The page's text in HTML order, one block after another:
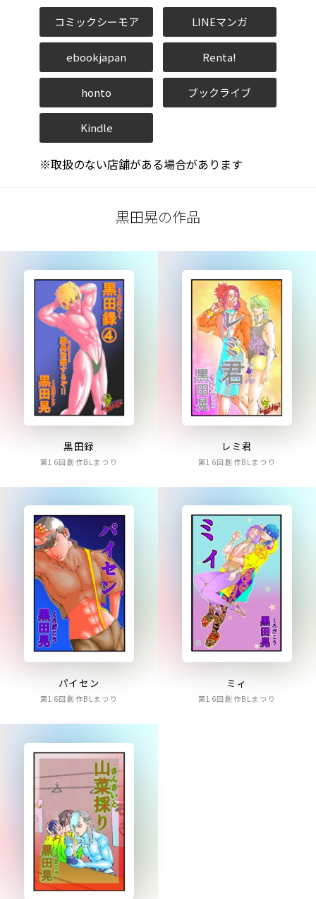
コミックシーモア LINEマンガ
ebookjapan Renta!
honto ブックライブ
Kindle
※取扱のない店舗がある場合があります
黒田晃の作品
黒田録
第16回創作BLまつり
レミ君
第16回創作BLまつり
パイセン
第16回創作BLまつり
ミィ
第16回創作BLまつり